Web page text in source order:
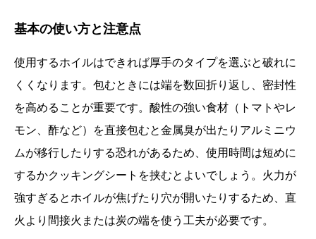
基本の使い方と注意点
使用するホイルはできれば厚手のタイプを選ぶと破れに
くくなります。包むときには端を数回折り返し、密封性
を高めることが重要です。酸性の強い食材（トマトやレ
モン、酢など）を直接包むと金属臭が出たりアルミニウ
ムが移行したりする恐れがあるため、使用時間は短めに
するかクッキングシートを挟むとよいでしょう。火力が
強すぎるとホイルが焦げたり穴が開いたりするため、直
火より間接火または炭の端を使う工夫が必要です。